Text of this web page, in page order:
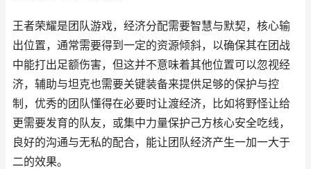
王者荣耀是团队游戏，经济分配需要智慧与默契，核心输
出位置，通常需要得到一定的资源倾斜，以确保其在团战
中能打出足额伤害，但这并不意味着其他位置可以忽视经
济，辅助与坦克也需要关键装备来提供足够的保护与控
制，优秀的团队懂得在必要时让渡经济，比如将野怪让给
更需要发育的队友，或集中力量保护己方核心安全吃线，
良好的沟通与无私的配合，能让团队经济产生一加一大于
二的效果。